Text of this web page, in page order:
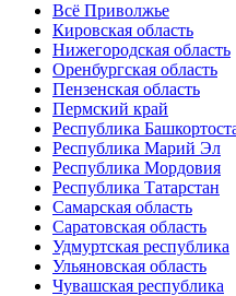
Всё Приволжье
Кировская область
Нижегородская область
Оренбургская область
Пензенская область
Пермский край
Республика
Республика Марий Эл
Республика Мордовия
Республика Татарстан
Самарская область
Саратовская область
Удмуртская республика
Ульяновская область
Чувашская республика